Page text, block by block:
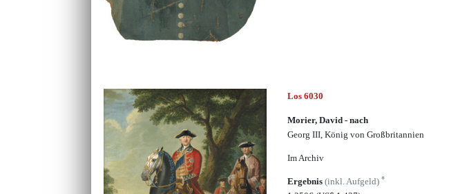
Los 6030
Morier, David - nach
Georg III, König von Großbritannien
Im Archiv
Ergebnis(inkl. Aufgeld)*